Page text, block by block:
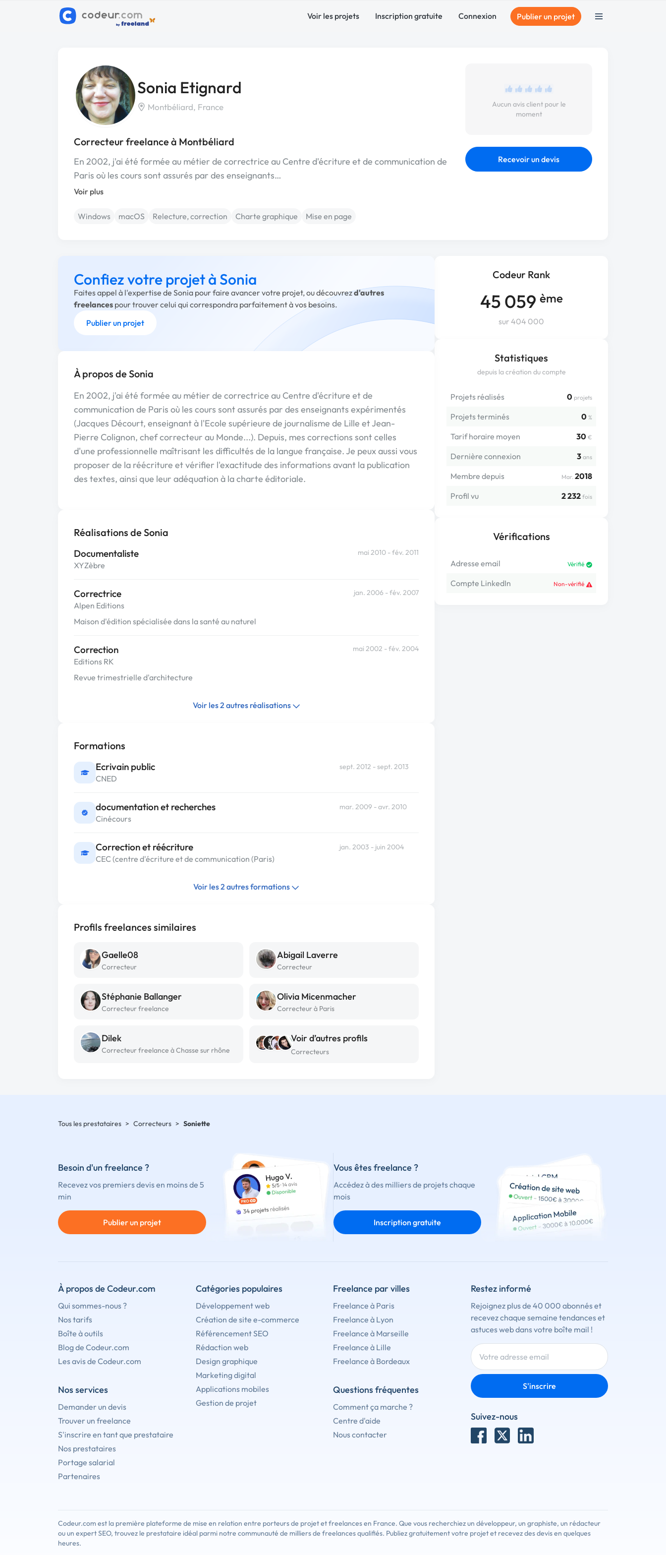
Voir les projets Inscription gratuite Connexion Publier un projet
Sonia Etignard
Montbéliard, France
Correcteur freelance à Montbéliard
En 2002, j'ai été formée au métier de correctrice au Centre d'écriture et de communication de
Paris où les cours sont assurés par des enseignants…
Voir plus
Windows macOS Relecture, correction Charte graphique Mise en page
Aucun avis client pour le
moment
Recevoir un devis
Codeur Rank
45 059 ème
sur 404 000
Statistiques
depuis la création du compte
Projets réalisés 0 projets
Projets terminés 0 %
Tarif horaire moyen 30 €
Dernière connexion 3 ans
Membre depuis Mar. 2018
Profil vu
2 232 fois
Vérifications
Adresse email Vérifié
Compte LinkedIn Non-vérifié
Confiez votre projet à Sonia
Faites appel à l'expertise de Sonia pour faire avancer votre projet, ou découvrezd'autres
freelances pour trouver celui qui correspondra parfaitement à vos besoins.
Publier un projet
À propos de Sonia
En 2002, j'ai été formée au métier de correctrice au Centre d'écriture et de
communication de Paris où les cours sont assurés par des enseignants expérimentés
(Jacques Décourt, enseignant à l'Ecole supérieure de journalisme de Lille et Jean-
Pierre Colignon, chef correcteur au Monde...). Depuis, mes corrections sont celles
d'une professionnelle maîtrisant les difficultés de la langue française. Je peux aussi vous
proposer de la réécriture et vérifier l'exactitude des informations avant la publication
des textes, ainsi que leur adéquation à la charte éditoriale.
Réalisations de Sonia
Documentaliste
XYZèbre
mai 2010 - fév. 2011
Correctrice
Alpen Editions
jan. 2006 - fév. 2007
Maison d'édition spécialisée dans la santé au naturel
Correction
Editions RK
mai 2002 - fév. 2004
Revue trimestrielle d'architecture
Voir les 2 autres réalisations
Formations
Ecrivain public
CNED
sept. 2012 - sept. 2013
documentation et recherches
Cinécours
mar. 2009 - avr. 2010
Correction et réécriture
CEC (centre d'écriture et de communication (Paris)
jan. 2003 - juin 2004
Voir les 2 autres formations
Profils freelances similaires
Gaelle08
Correcteur
Abigail Laverre
Correcteur
Stéphanie Ballanger
Correcteur freelance
Olivia Micenmacher
Correcteur à Paris
Dilek
Correcteur freelance à Chasse sur rhône
Voir d’autres profils
Correcteurs
Tous les prestataires > Correcteurs > Soniette
Besoin d'un freelance ?
Recevez vos premiers devis en moins de 5
min
Publier un projet
Vous êtes freelance ?
Accédez à des milliers de projets chaque
mois
Inscription gratuite
À propos de Codeur.com
Qui sommes-nous ?
Nos tarifs
Boîte à outils
Blog de Codeur.com
Les avis de Codeur.com
Nos services
Demander un devis
Trouver un freelance
S'inscrire en tant que prestataire
Nos prestataires
Portage salarial
Partenaires
Catégories populaires
Développement web
Création de site e-commerce
Référencement SEO
Rédaction web
Design graphique
Marketing digital
Applications mobiles
Gestion de projet
Freelance par villes
Freelance à Paris
Freelance à Lyon
Freelance à Marseille
Freelance à Lille
Freelance à Bordeaux
Questions fréquentes
Comment ça marche ?
Centre d'aide
Nous contacter
Restez informé
Rejoignez plus de 40 000 abonnés et
recevez chaque semaine tendances et
astuces web dans votre boîte mail !
S'inscrire
Suivez-nous
Codeur.com est la première plateforme de mise en relation entre porteurs de projet et freelances en France. Que vous recherchiez un développeur, un graphiste, un rédacteur
ou un expert SEO, trouvez le prestataire idéal parmi notre communauté de milliers de freelances qualifiés. Publiez gratuitement votre projet et recevez des devis en quelques
heures.